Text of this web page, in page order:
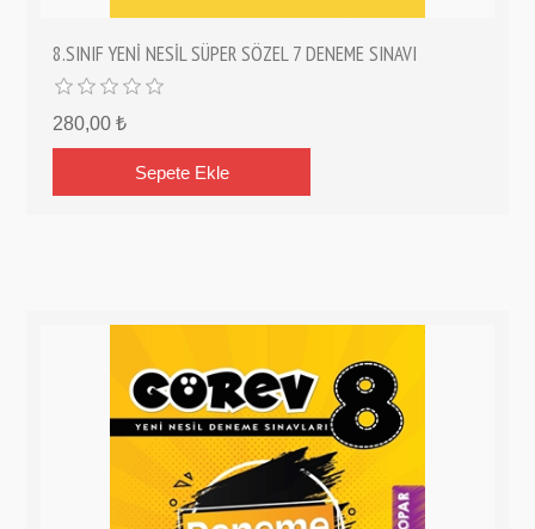
8.SINIF YENİ NESİL SÜPER SÖZEL 7 DENEME SINAVI
280,00 ₺